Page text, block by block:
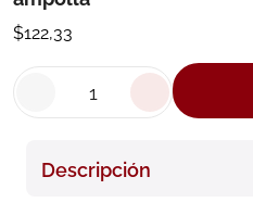
$122,33
Descripción
cerave
7. degraler